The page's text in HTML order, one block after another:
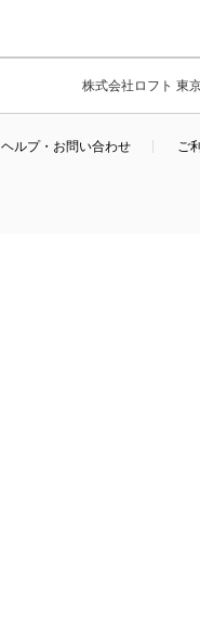
株式会社ロフト 東
ヘルプ・お問い合わせ ご